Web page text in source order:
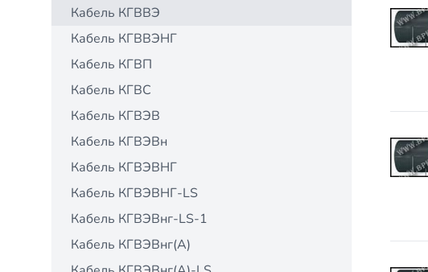
Кабель КГВВЭ
Кабель КГВВЭНГ
Кабель КГВП
Кабель КГВС
Кабель КГВЭВ
Кабель КГВЭВн
Кабель КГВЭВНГ
Кабель КГВЭВНГ-LS
Кабель КГВЭВнг-LS-1
Кабель КГВЭВнг(А)